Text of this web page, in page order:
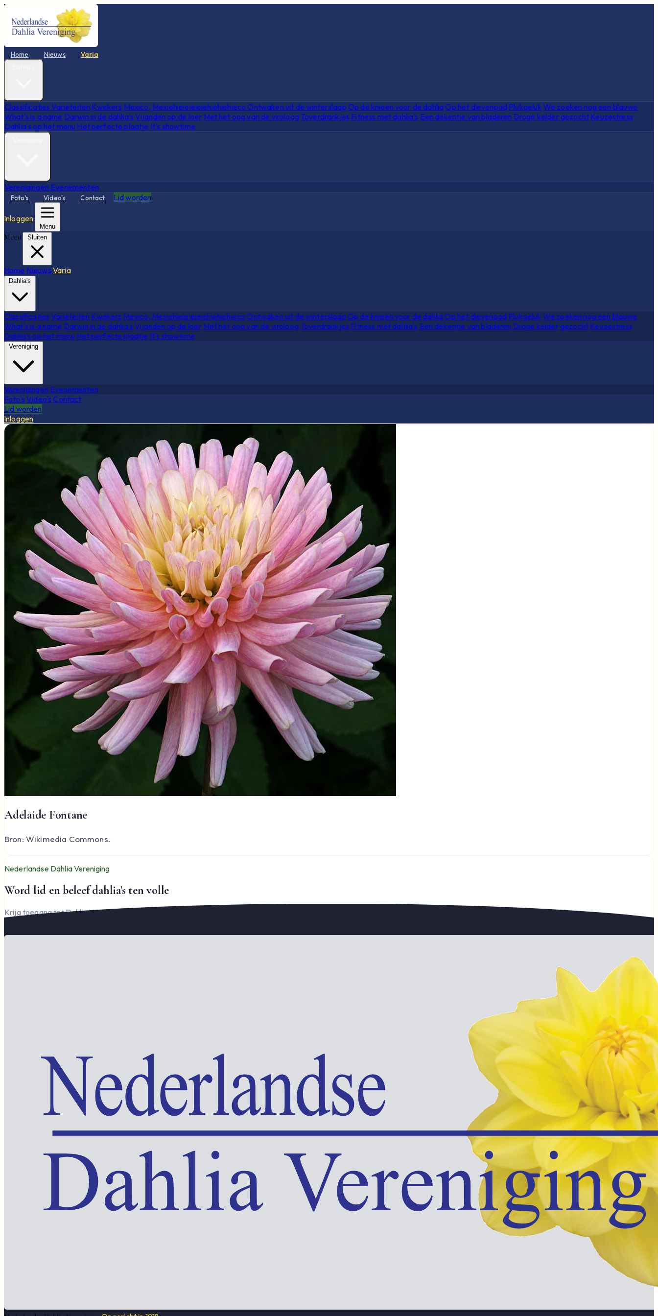
Home Nieuws Varia
Classificaties Variëteiten Kwekers Mexico, Mexiehieieieieiehiehiehieco Ontwaken uit de winterslaap Op de knieën voor de dahliaOp het dievenpad Plukgeluk We zoeken nog een blauwe
What's is a name Darwin in de dahlia's Vijanden op de loer Met het oog van de viroloog Toverdrankjes Fitness met dahlia's Een dekentje van bladeren Droge kelder gezocht Keuzestress
Dahlia's op het menu Het perfecte plaatje It's showtime
Verenigingen Evenementen
Foto's Video's Contact Lid worden
Inloggen
Menu
Menu Sluiten
Home Nieuws Varia
Dahlia's
Classificaties Variëteiten Kwekers Mexico, Mexiehieieieieiehiehiehieco Ontwaken uit de winterslaap Op de knieën voor de dahliaOp het dievenpad Plukgeluk We zoeken nog een blauwe
What's is a name Darwin in de dahlia's Vijanden op de loer Met het oog van de viroloog Toverdrankjes Fitness met dahlia's Een dekentje van bladeren Droge kelder gezocht Keuzestress
Dahlia's op het menu Het perfecte plaatje It's showtime
Vereniging
Verenigingen Evenementen
Foto's Video's Contact
Lid worden
Inloggen
Adelaide Fontane
Bron: Wikimedia Commons.
Nederlandse Dahlia Vereniging
Word lid en beleef dahlia's ten volle
Krijg toegang tot Dahlia Varia, documenten en het complete ledengedeelte — en steun de vereniging.